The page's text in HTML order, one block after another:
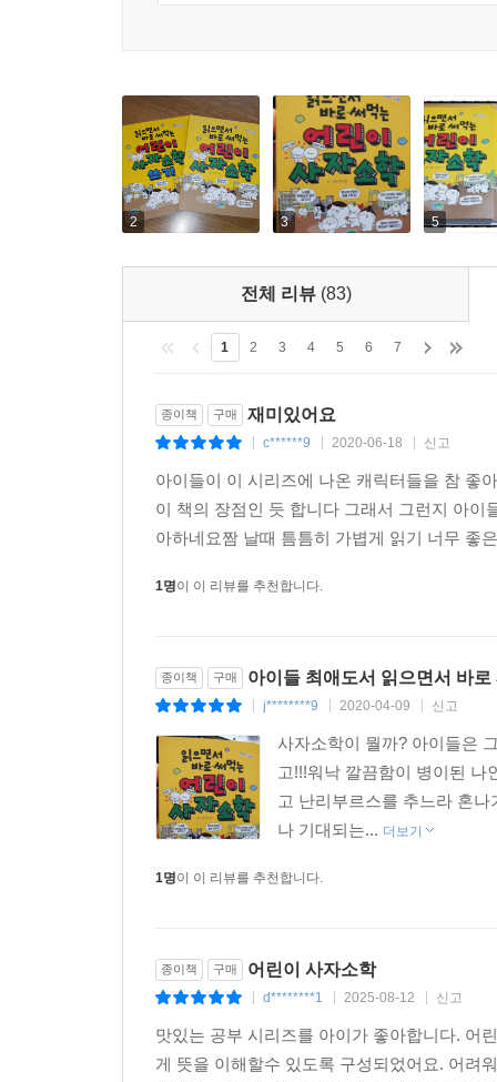
2 3 5
전체 리뷰 (83)
1 2 3 4 5 6 7
종이책 구매 재미있어요
c******9 2020-06-18 신고
아이들이 이 시리즈에 나온 캐릭터들을 참 좋
이 책의 장점인 듯 합니다 그래서 그런지 아
아하네요짬 날때 틈틈히 가볍게 읽기 너무 좋
1명이 이 리뷰를 추천합니다.
종이책 구매 아이들 최애도서 읽으면서 바
j********9 2020-04-09 신고
사자소학이 뭘까? 아이들은
고!!!워낙 깔끔함이 병이된 나
고 난리부르스를 추느라 혼
나 기대되는... 더보기
1명이 이 리뷰를 추천합니다.
종이책 구매 어린이 사자소학
d********1 2025-08-12 신고
맛있는 공부 시리즈를 아이가 좋아합니다. 어
게 뜻을 이해할수 있도록 구성되었어요. 어려